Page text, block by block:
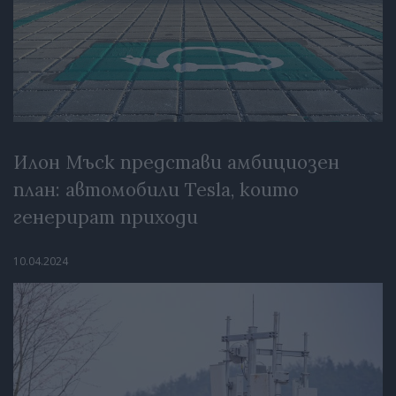
Илон Мъск представи амбициозен
план: автомобили Tesla, които
генерират приходи
10.04.2024